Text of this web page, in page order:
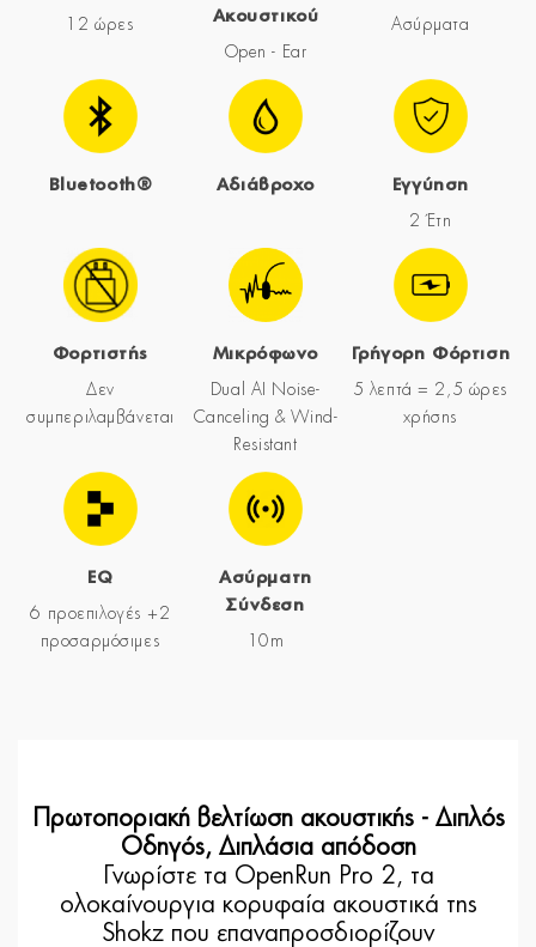
12 ώρες
Ακουστικού
Open - Ear
Ασύρματα
Bluetooth® Αδιάβροχο Εγγύηση
2 Έτη
Φορτιστής
Δεν
συμπεριλαμβάνεται
Μικρόφωνο
Dual AI Noise-
Canceling & Wind-
Resistant
Γρήγορη Φόρτιση
5 λεπτά = 2,5 ώρες
χρήσης
EQ
6 προεπιλογές +2
προσαρμόσιμες
Ασύρματη
Σύνδεση
10m
Πρωτοποριακή βελτίωση ακουστικής - Διπλός
Οδηγός, Διπλάσια απόδοση
Γνωρίστε τα OpenRun Pro 2, τα
ολοκαίνουργια κορυφαία ακουστικά της
Shokz που επαναπροσδιορίζουν